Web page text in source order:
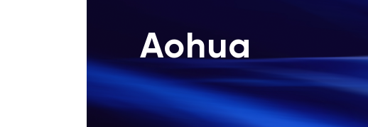
+998 (78) 555-74-63
AE KG
Aohua